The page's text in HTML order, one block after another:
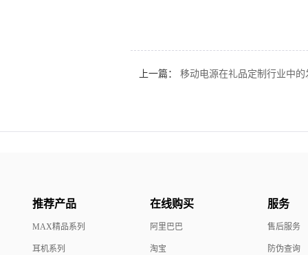
上一篇： 移动电源在礼品定制行业中的
推荐产品
MAX精品系列
耳机系列
在线购买
阿里巴巴
淘宝
服务
售后服务
防伪查询